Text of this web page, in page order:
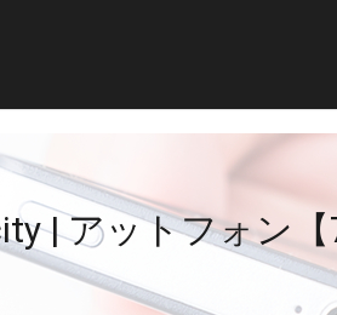
| アットフォン【